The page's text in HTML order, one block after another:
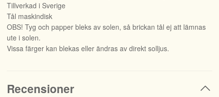
Tillverkad i Sverige
Tål maskindisk
OBS! Tyg och papper bleks av solen, så brickan tål ej att lämnas
ute i solen.
Vissa färger kan blekas eller ändras av direkt solljus.
Recensioner